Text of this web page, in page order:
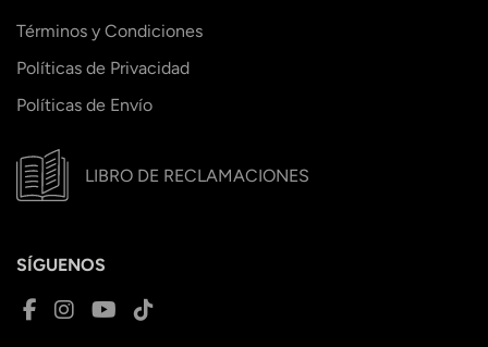
Términos y Condiciones
Políticas de Privacidad
Políticas de Envío
LIBRO DE RECLAMACIONES
SÍGUENOS